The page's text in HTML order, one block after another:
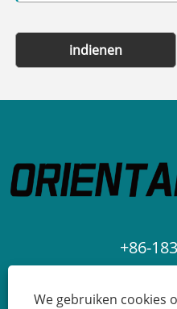
indienen
+86-
We gebruiken cookies